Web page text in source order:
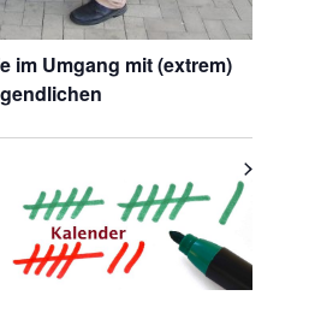
im Umgang mit (extrem)